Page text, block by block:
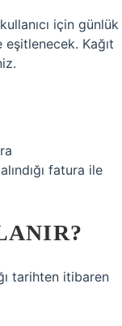
için günlük
Kağıt
fatura ile
tarihten itibaren